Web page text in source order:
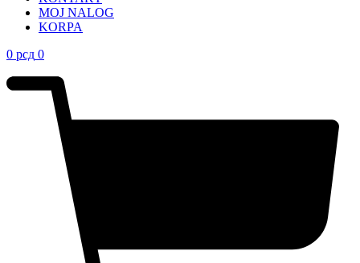
MOJ NALOG
KORPA
0 рсд 0